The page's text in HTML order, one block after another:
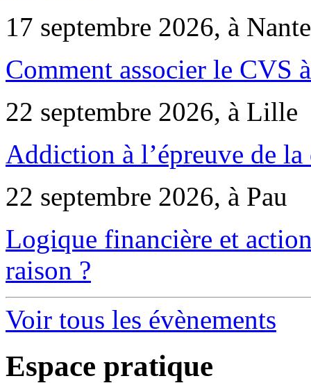
17 septembre 2026, à
Comment associer le CVS
22 septembre 2026, à Lille
Addiction à l’épreuve de
22 septembre 2026, à Pau
Logique financière et
raison ?
Voir tous les évènements
Espace pratique